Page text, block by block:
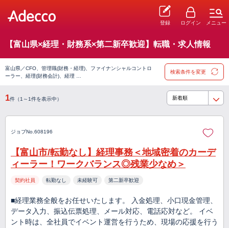
登録 ログイン メニュー
【富山県×経理・財務系×第二新卒歓迎】転職・求人情報
富山県／CFO、管理職(財務・経理)、ファイナンシャルコントロ
ーラー、経理(財務会計)、経理 …
検索条件を変更
1件（1～1件を表示中）
ジョブNo.608196
【富山市/転勤なし】経理事務＜地域密着のカーデ
ィーラー！ワークバランス◎残業少なめ＞
契約社員 転勤なし 未経験可 第二新卒歓迎
■経理業務全般をお任せいたします。 入金処理、小口現金管理、
データ入力、振込伝票処理、メール対応、電話応対など。 イベ
ント時は、全社員でイベント運営を行うため、現場の応援を行う